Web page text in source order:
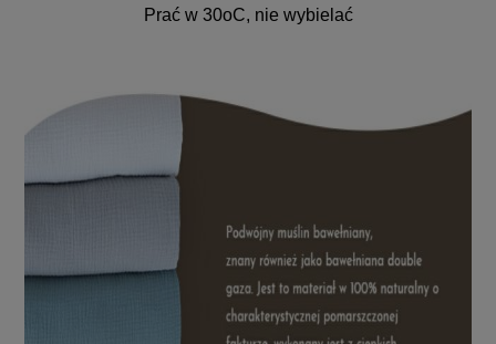
Prać w 30oC, nie wybielać